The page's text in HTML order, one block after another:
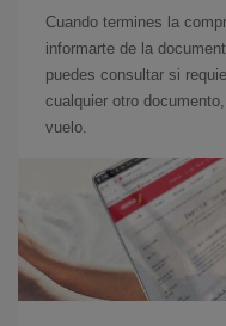
Cuando termines la
informarte de la
puedes consultar si
cualquier otro
vuelo.